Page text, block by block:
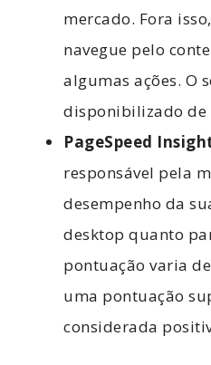
mercado. Fora
navegue pelo
algumas ações. O
disponibilizado
PageSpeed
responsável pela
desempenho da
desktop quanto
pontuação varia
uma pontuação
considerada